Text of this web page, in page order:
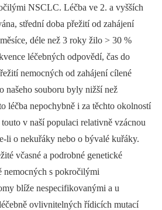
NSCLC. Léčba ve 2. a vyšších
střední doba přežití od zahájení
déle než 3 roky žilo > 30 %
léčebných odpovědí, čas do
nemocných od zahájení cílené
našeho souboru byly nižší než
léčba nepochybně i za těchto okolností
v naší populaci relativně vzácnou
li o nekuřáky nebo o bývalé kuřáky.
včasné a podrobné genetické
nemocných s pokročilými
blíže nespecifikovanými a u
ovlivnitelných řídicích mutací